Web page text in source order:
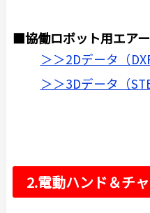
■協働ロボット用エア
＞＞2Dデータ（
＞＞3Dデータ（
2.電動ハンド＆チ